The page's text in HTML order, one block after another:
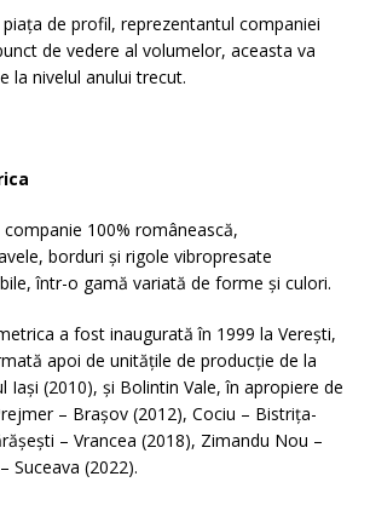
de profil, reprezentantul companiei
de vedere al volumelor, aceasta va
la nivelul anului trecut.
100% românească,
borduri şi rigole vibropresate
într-o gamă variată de forme şi culori.
a fost inaugurată în 1999 la Vereşti,
apoi de unităţile de producţie de la
Iaşi (2010), şi Bolintin Vale, în apropiere de
– Braşov (2012), Cociu – Bistriţa-
– Vrancea (2018), Zimandu Nou –
Suceava (2022).